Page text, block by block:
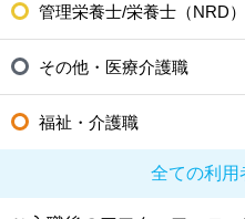
管理栄養士/栄養士（NRD）
その他・医療介護職
福祉・介護職
全ての利用